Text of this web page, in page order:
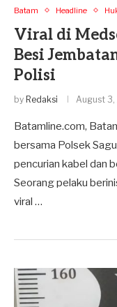
Batam Headline
Viral di
Besi
Polisi
by Redaksi August
Batamline.com,
bersama Polsek
pencurian kabel dan
Seorang pelaku
viral …